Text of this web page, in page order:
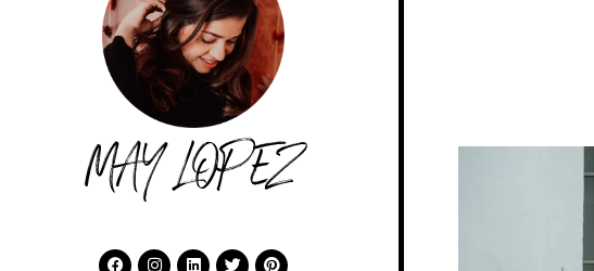
MAY LOPEZ